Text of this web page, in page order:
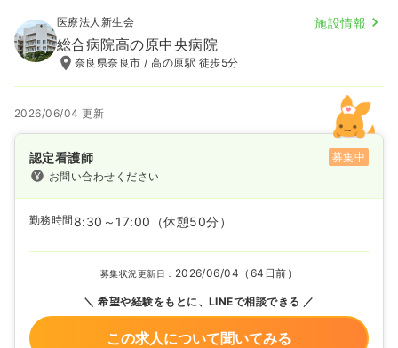
医療法人新生会 施設情報
総合病院高の原中央病院
奈良県奈良市 / 高の原駅 徒歩5分
2026/06/04 更新
認定看護師
募集中
お問い合わせください
勤務時間 8:30～17:00 （休憩50分）
募集状況更新日： 2026/06/04（64日前）
希望や経験をもとに、LINEで相談できる
この求人について聞いてみる